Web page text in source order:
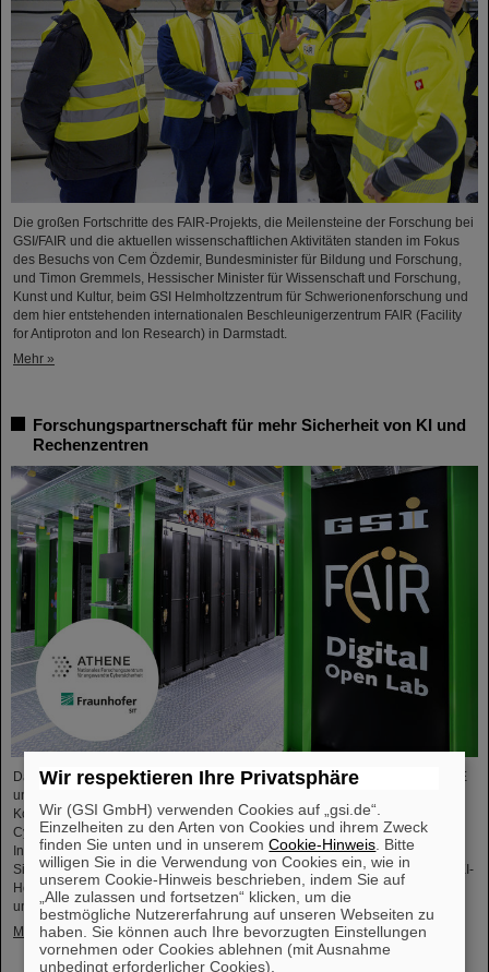
Die großen Fortschritte des FAIR-Projekts, die Meilensteine der Forschung bei
GSI/FAIR und die aktuellen wissenschaftlichen Aktivitäten standen im Fokus
des Besuchs von Cem Özdemir, Bundesminister für Bildung und Forschung,
und Timon Gremmels, Hessischer Minister für Wissenschaft und Forschung,
Kunst und Kultur, beim GSI Helmholtzzentrum für Schwerionenforschung und
dem hier entstehenden internationalen Beschleunigerzentrum FAIR (Facility
for Antiproton and Ion Research) in Darmstadt.
Mehr »
Forschungspartnerschaft für mehr Sicherheit von KI und
Rechenzentren
Das Nationale Forschungszentrum für angewandte Cybersicherheit ATHENE
und das GSI Helmholtzzentrum für Schwerionenforschung starten eine
Kooperation in den Bereichen wissenschaftliche Datenverarbeitung und
Cybersicherheit. Ziel der Zusammenarbeit ist es, leistungsstarke
Infrastrukturen für Forschungsprojekte einzurichten und zu nutzen sowie die
Sicherheit von Rechenzentrumstechnologien zu verbessern. ATHENE wird KI-
Hochleistungsrechner im GSI-Rechenzentrum „Green IT Cube“ installieren
und diese…
Mehr »
Wir respektieren Ihre Privatsphäre
Wir (GSI GmbH) verwenden Cookies auf „gsi.de“.
Einzelheiten zu den Arten von Cookies und ihrem Zweck
finden Sie unten und in unseremCookie-Hinweis . Bitte
willigen Sie in die Verwendung von Cookies ein, wie in
unserem Cookie-Hinweis beschrieben, indem Sie auf
„Alle zulassen und fortsetzen“ klicken, um die
bestmögliche Nutzererfahrung auf unseren Webseiten zu
haben. Sie können auch Ihre bevorzugten Einstellungen
vornehmen oder Cookies ablehnen (mit Ausnahme
unbedingt erforderlicher Cookies).